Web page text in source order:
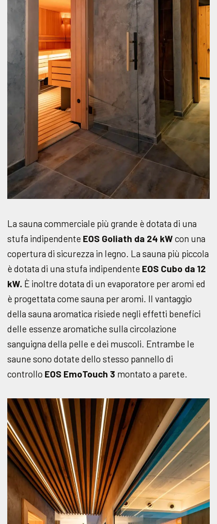
La sauna commerciale più grande è dotata di una
stufa indipendente EOS Goliath da 24 kWcon una
copertura di sicurezza in legno. La sauna più piccola
è dotata di una stufa indipendente EOS Cubo da 12
kW. È inoltre dotata di un evaporatore per aromi ed
è progettata come sauna per aromi. Il vantaggio
della sauna aromatica risiede negli effetti benefici
delle essenze aromatiche sulla circolazione
sanguigna della pelle e dei muscoli. Entrambe le
saune sono dotate dello stesso pannello di
controllo EOS EmoTouch 3 montato a parete.